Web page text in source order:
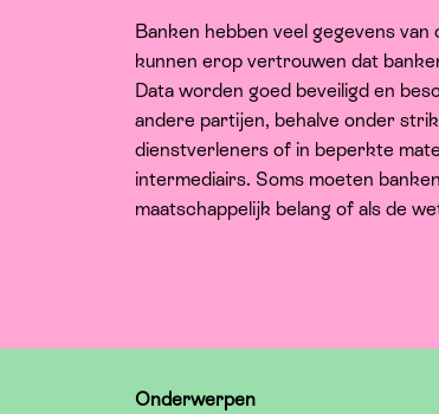
Banken hebben veel gegevens
kunnen erop vertrouwen dat
Data worden goed beveiligd en
andere partijen, behalve onder
dienstverleners of in beperkte
intermediairs. Soms moeten
maatschappelijk belang of als de
Onderwerpen